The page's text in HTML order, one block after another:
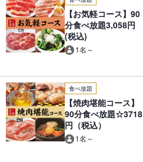
【お気軽コース】90
分食べ放題3,058円
(税込)
1名～
食べ放題
【焼肉堪能コース】
90分食べ放題☆3718
円（税込）
1名～